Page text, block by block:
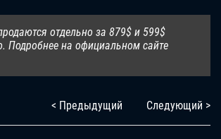
отдельно за 879$ и 599$
Подробнее на официальном сайте
< Предыдущий Следующий >